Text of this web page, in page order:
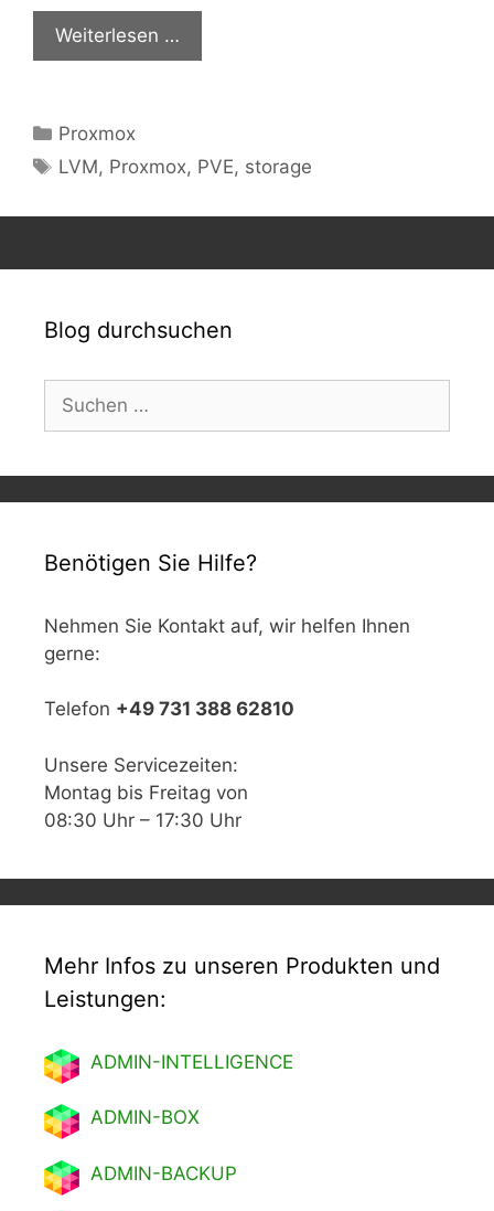
Weiterlesen …
Kategorien
Proxmox
Schlagwörter
LVM, Proxmox, PVE, storage
Blog durchsuchen
nach:
Benötigen Sie Hilfe?
Nehmen Sie Kontakt auf, wir helfen Ihnen
gerne:
Telefon +49 731 388 62810
Unsere Servicezeiten:
Montag bis Freitag von
08:30 Uhr – 17:30 Uhr
Mehr Infos zu unseren Produkten und
Leistungen:
ADMIN-INTELLIGENCE
ADMIN-BOX
ADMIN-BACKUP